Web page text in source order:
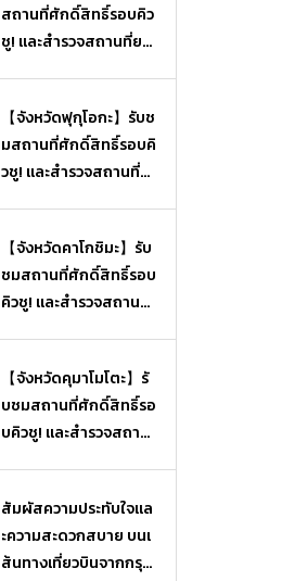
สถานที่ศักดิ์สิทธิ์รอบคิว
ชู! และสำรวจสถานที่ยอ
n)【จังหวัดฟุกุโอกะ】รับช
มสถานที่ศักดิ์สิทธิ์รอบคิ
วชู! และสำรวจสถานที่ย
Yaiba)
【จังหวัดคาโกชิมะ】รับ
ชมสถานที่ศักดิ์สิทธิ์รอบ
คิวชู! และสำรวจสถานที่
meters Per Second)
【จังหวัดคุมาโมโตะ】รั
บชมสถานที่ศักดิ์สิทธิ์รอ
บคิวชู! และสำรวจสถาน
atsume Yuujin Chou)
และ “วันพีซ” (One Piec
e)
สัมผัสความประทับใจแล
ะความสะดวกสบาย บนเ
ส้นทางเที่ยวบินจากกรุงเ